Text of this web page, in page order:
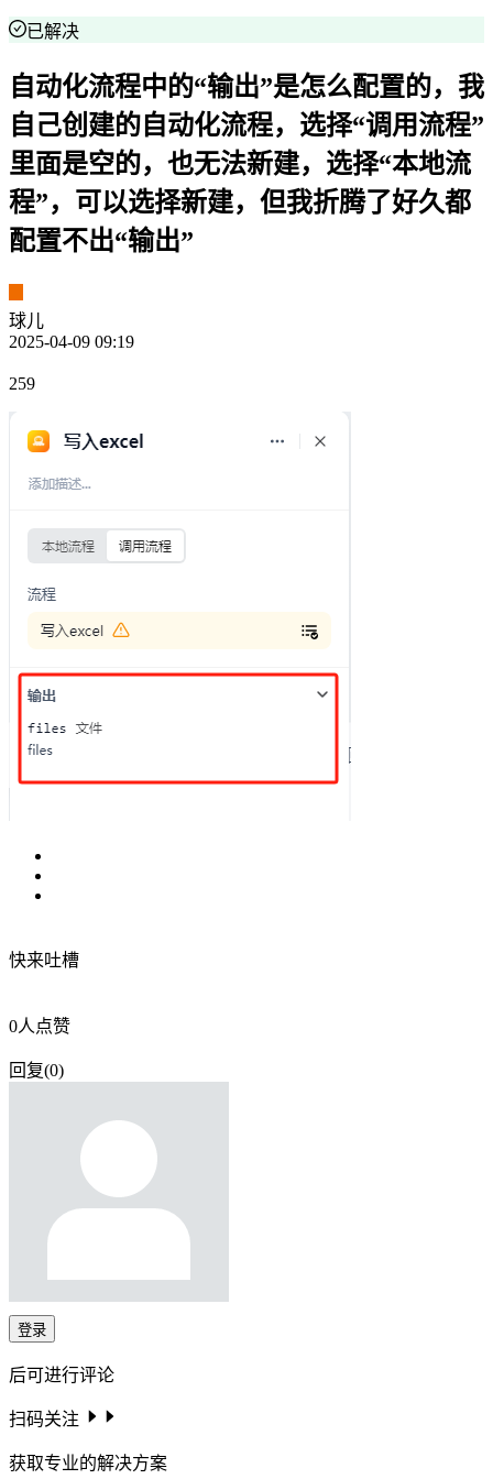
已解决
自动化流程中的“输出”是怎么配置的，我
自己创建的自动化流程，选择“调用流程”
里面是空的，也无法新建，选择“本地流
程”，可以选择新建，但我折腾了好久都
配置不出“输出”
球儿
2025-04-09 09:19
259
快来吐槽
0人点赞
回复(0)
登录
后可进行评论
扫码关注
获取专业的解决方案